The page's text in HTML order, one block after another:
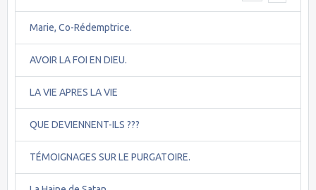
Marie, Co-Rédemptrice.
AVOIR LA FOI EN DIEU.
LA VIE APRES LA VIE
QUE DEVIENNENT-ILS ???
TÉMOIGNAGES SUR LE PURGATOIRE.